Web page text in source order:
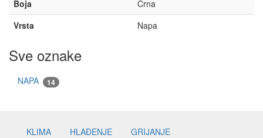
Boja
Crna
Vrsta
Napa
Sve oznake
NAPA 14
KLIMA HLAĐENJE
GRIJANJE